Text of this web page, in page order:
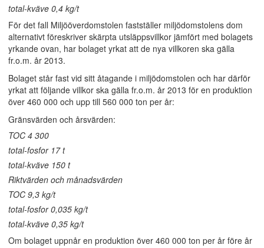
total-kväve 0,4 kg/t
För det fall Miljööverdomstolen fastställer miljödomstolens dom
alternativt föreskriver skärpta utsläppsvillkor jämfört med bolagets
yrkande ovan, har bolaget yrkat att de nya villkoren ska gälla
fr.o.m. år 2013.
Bolaget står fast vid sitt åtagande i miljödomstolen och har därför
yrkat att följande villkor ska gälla fr.o.m. år 2013 för en produktion
över 460 000 och upp till 560 000 ton per år:
Gränsvärden och årsvärden:
TOC 4 300
total-fosfor 17 t
total-kväve 150 t
Riktvärden och månadsvärden
TOC 9,3 kg/t
total-fosfor 0,035 kg/t
total-kväve 0,35 kg/t
Om bolaget uppnår en produktion över 460 000 ton per år före år